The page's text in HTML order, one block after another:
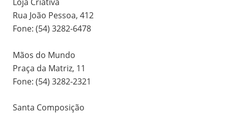
Rua João Pessoa, 412
Fone: (54) 3282-6478
Mãos do Mundo
Praça da Matriz, 11
Fone: (54) 3282-2321
Santa Composição